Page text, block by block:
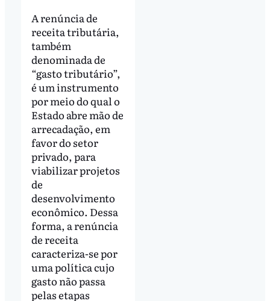
A renúncia de
receita tributária,
também
denominada de
“gasto tributário”,
é um instrumento
por meio do qual o
Estado abre mão de
arrecadação, em
favor do setor
privado, para
viabilizar projetos
de
desenvolvimento
econômico. Dessa
forma, a renúncia
de receita
caracteriza-se por
uma política cujo
gasto não passa
pelas etapas